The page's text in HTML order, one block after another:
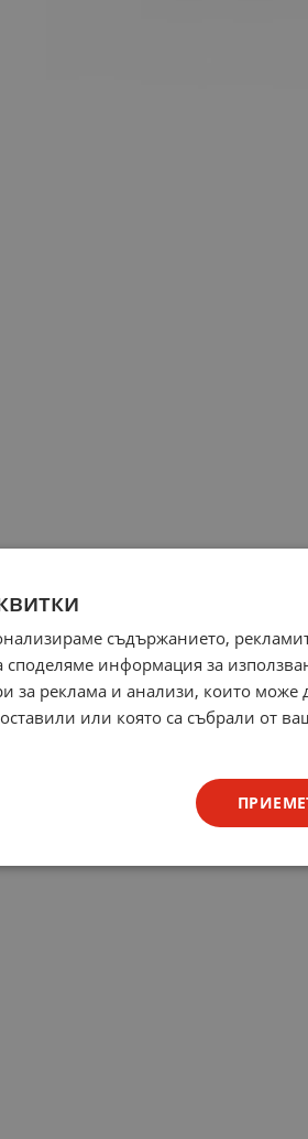
съдържанието,
информация за
за реклама и анализи, които може
или която са събрали от